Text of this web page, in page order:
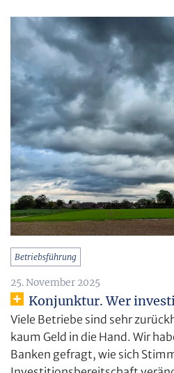
Betriebsführung
25. November 2025
Konjunktur. Wer
Viele Betriebe sind sehr
kaum Geld in die Hand. Wir
Banken gefragt, wie sich